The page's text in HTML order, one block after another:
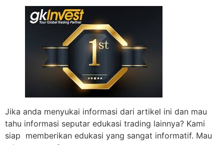
Jika anda menyukai informasi dari artikel ini dan mau
tahu informasi seputar edukasi trading lainnya? Kami
siap memberikan edukasi yang sangat informatif. Mau